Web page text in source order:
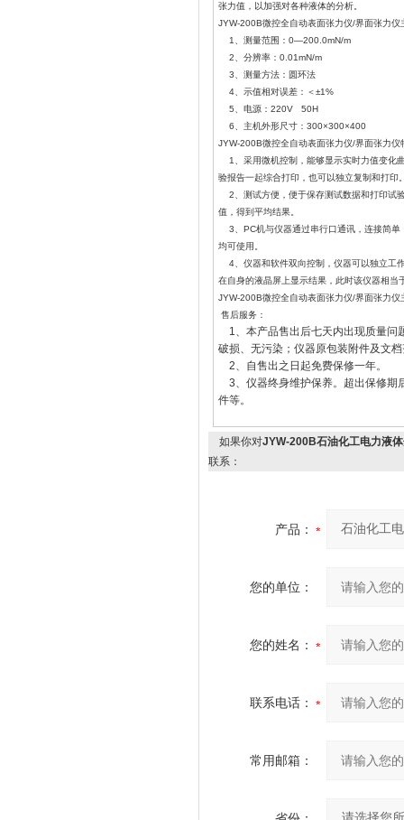
张力值，以加强对各种液体的分析。
JYW-200B微控全自动表面张力仪/界面张力仪
1、测量范围：0—200.0mN/m
2、分辨率：0.01mN/m
3、测量方法：圆环法
4、示值相对误差：＜±1%
5、电源：220V 50H
6、主机外形尺寸：300×300×400
JYW-200B微控全自动表面张力仪/界面张力仪
1、采用微机控制，能够显示实时力值变化
验报告一起综合打印，也可以独立复制和打印
2、测试方便，便于保存测试数据和打印试
值，得到平均结果。
3、PC机与仪器通过串行口通讯，连接简单
均可使用。
4、仪器和软件双向控制，仪器可以独立工
在自身的液晶屏上显示结果，此时该仪器相当
JYW-200B微控全自动表面张力仪/界面张力
售后服务：
1、本产品售出后七天内出现质量问
破损、无污染；仪器原包装附件及文
2、自售出之日起免费保修一年。
3、仪器终身维护保养。超出保修期
件等。
如果你对JYW-200B石油化工电力液
联系：
产品：
您的单位：
您的姓名：
联系电话：
常用邮箱：